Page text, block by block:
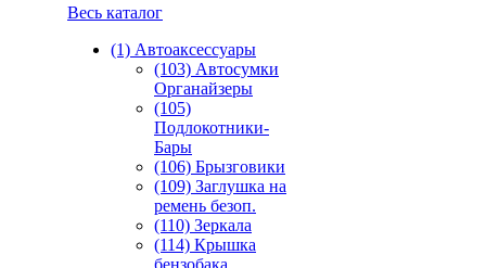
Весь каталог
(1) Автоаксессуары
(103) Автосумки
Органайзеры
(105)
Подлокотники-
Бары
(106) Брызговики
(109) Заглушка на
ремень безоп.
(110) Зеркала
(114) Крышка
бензобака